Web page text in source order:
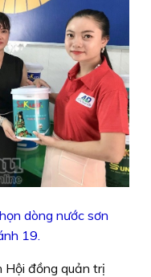
dòng nước sơn
19.
Hội đồng quản trị